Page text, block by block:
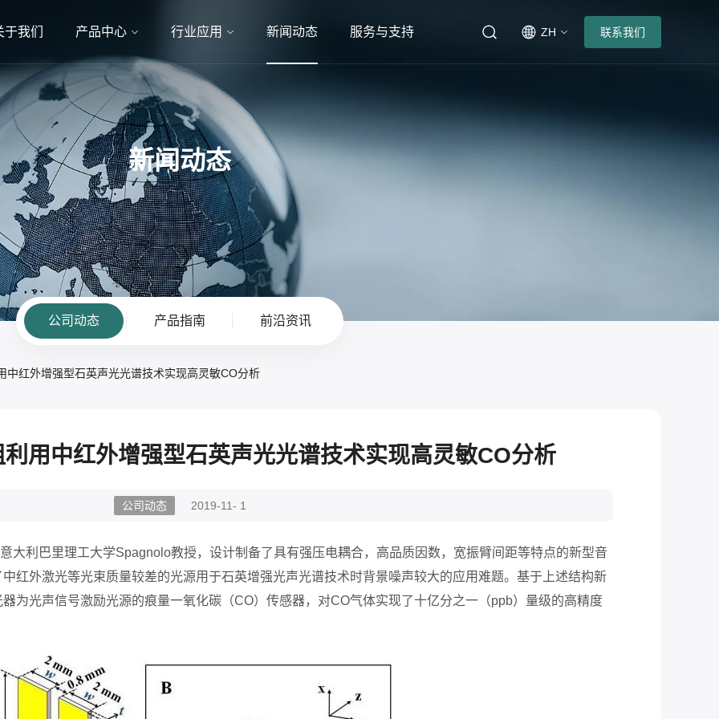
于我们 产品中心 行业应用 新闻动态 服务与支持 ZH 联系我们
新闻动态
公司动态 产品指南 前沿资讯
中红外增强型石英声光光谱技术实现高灵敏CO分析
用中红外增强型石英声光光谱技术实现高灵敏CO分析
公司动态 2019-11- 1
利巴里理工大学Spagnolo教授，设计制备了具有强压电耦合，高品质因数，宽振臂间距等特点的新型音
红外激光等光束质量较差的光源用于石英增强光声光谱技术时背景噪声较大的应用难题。基于上述结构新
为光声信号激励光源的痕量一氧化碳（CO）传感器，对CO气体实现了十亿分之一（ppb）量级的高精度